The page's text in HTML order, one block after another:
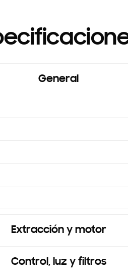
General
Extracción y motor
Control, luz y filtros